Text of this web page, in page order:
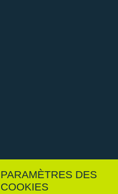
PARAMÈTRES DES
COOKIES